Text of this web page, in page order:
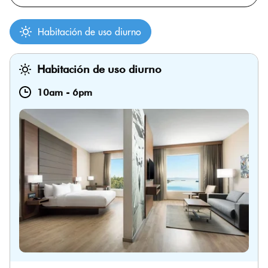
Habitación de uso diurno
Habitación de uso diurno
10am - 6pm